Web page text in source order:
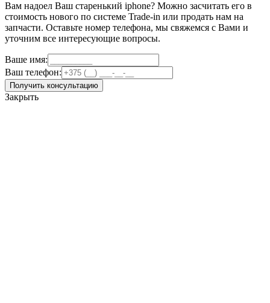
Вам надоел Ваш старенький iphone? Можно засчитать его в
стоимость нового по системе Trade-in или продать нам на
запчасти. Оставьте номер телефона, мы свяжемся с Вами и
уточним все интересующие вопросы.
Ваше имя:
Ваш телефон:
Получить консультацию
Закрыть